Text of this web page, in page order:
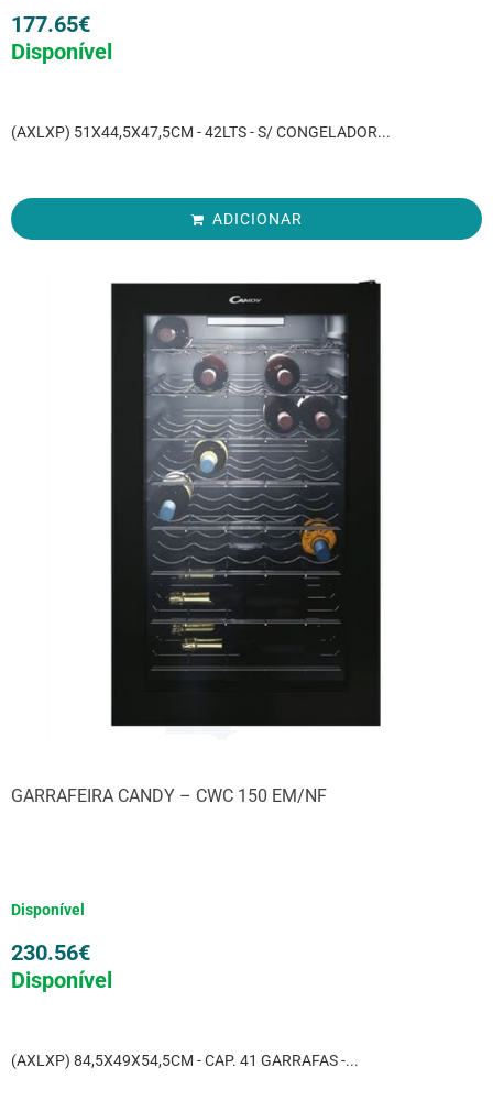
177.65€
Disponível
(AXLXP) 51X44,5X47,5CM - 42LTS - S/ CONGELADOR...
ADICIONAR
GARRAFEIRA CANDY – CWC 150 EM/NF
Disponível
230.56€
Disponível
(AXLXP) 84,5X49X54,5CM - CAP. 41 GARRAFAS -...